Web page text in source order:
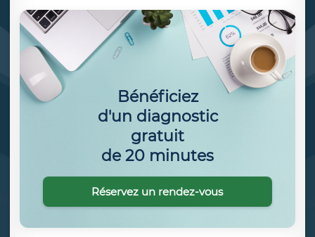
Bénéficiez
d'un diagnostic
gratuit
de 20 minutes
Réservez un rendez-vous